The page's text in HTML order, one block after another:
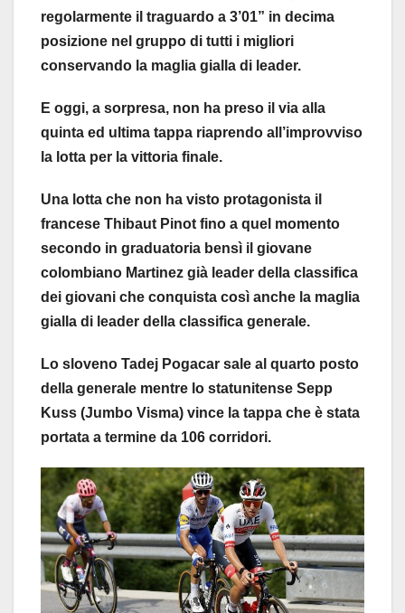
regolarmente il traguardo a 3’01” in decima
posizione nel gruppo di tutti i migliori
conservando la maglia gialla di leader.
E oggi, a sorpresa, non ha preso il via alla
quinta ed ultima tappa riaprendo all’improvviso
la lotta per la vittoria finale.
Una lotta che non ha visto protagonista il
francese Thibaut Pinot fino a quel momento
secondo in graduatoria bensì il giovane
colombiano Martinez già leader della classifica
dei giovani che conquista così anche la maglia
gialla di leader della classifica generale.
Lo sloveno Tadej Pogacar sale al quarto posto
della generale mentre lo statunitense Sepp
Kuss (Jumbo Visma) vince la tappa che è stata
portata a termine da 106 corridori.